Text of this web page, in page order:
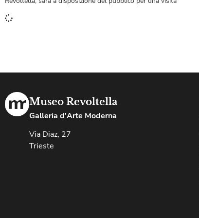
Museo Revoltella
Galleria d'Arte Moderna
Via Diaz, 27
Trieste